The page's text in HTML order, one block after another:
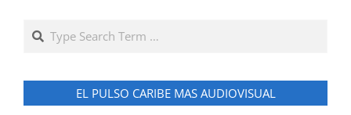
Search
EL PULSO CARIBE MAS AUDIOVISUAL